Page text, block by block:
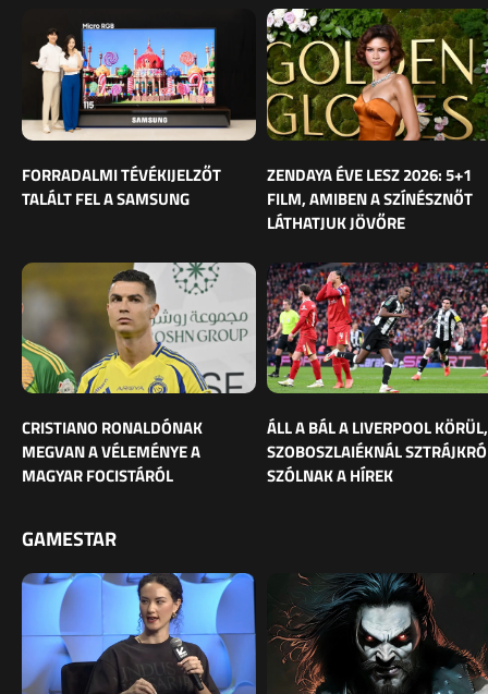
FORRADALMI TÉVÉKIJELZŐT
TALÁLT FEL A SAMSUNG
ZENDAYA ÉVE LESZ 2026: 5+1
FILM, AMIBEN A SZÍNÉSZNŐT
LÁTHATJUK JÖVŐRE
CRISTIANO RONALDÓNAK
MEGVAN A VÉLEMÉNYE A
MAGYAR FOCISTÁRÓL
ÁLL A BÁL A LIVERPOOL KÖRÜL,
SZOBOSZLAIÉKNÁL
SZÓLNAK A HÍREK
GAMESTAR